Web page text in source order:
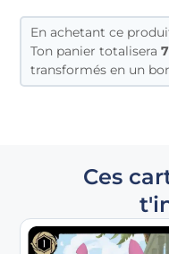
En achetant ce
Ton panier totalisera
transformés en un
Ces